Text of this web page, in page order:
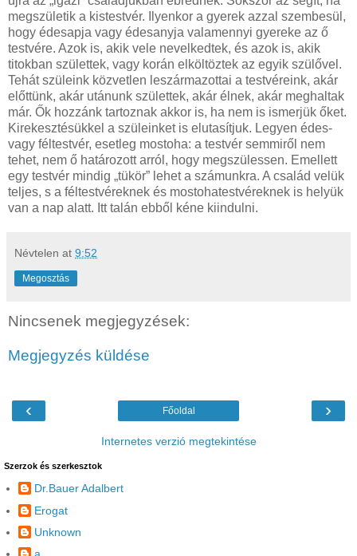
Névtelen at 9:52
Megosztás
Nincsenek megjegyzések:
Megjegyzés küldése
‹ ›
Főoldal
Internetes verzió megtekintése
Szerzok és szerkesztok
Dr.Bauer Adalbert
Erogat
Unknown